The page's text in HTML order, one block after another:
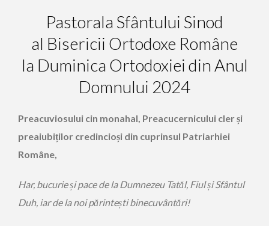
Pastorala Sfântului Sinod
al Bisericii Ortodoxe Române
la Duminica Ortodoxiei din Anul
Domnului 2024
Preacuviosului cin monahal, Preacucernicului cler și
preaiubiților credincioși din cuprinsul Patriarhiei
Române,
Har, bucurie și pace de la Dumnezeu Tatăl, Fiul și Sfântul
Duh, iar de la noi părintești binecuvântări!